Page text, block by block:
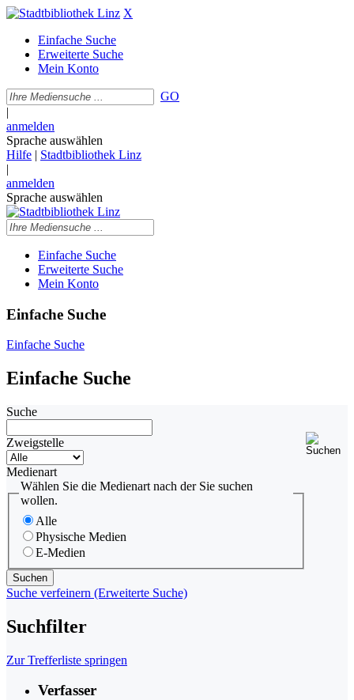
X
Einfache Suche
Erweiterte Suche
Mein Konto
GO
|
anmelden
Sprache auswählen
Hilfe | Stadtbibliothek Linz
|
anmelden
Sprache auswählen
Einfache Suche
Erweiterte Suche
Mein Konto
Einfache Suche
Einfache Suche
Einfache Suche
Suche
Zweigstelle
Medienart
Wählen Sie die Medienart nach der Sie suchen
wollen.
Alle
Physische Medien
E-Medien
Suche verfeinern (Erweiterte Suche)
Suchfilter
Zur Trefferliste springen
Verfasser